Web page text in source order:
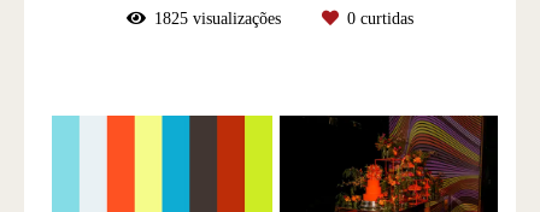
1825 visualizações 0 curtidas